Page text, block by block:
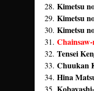
28. Kimetsu
29. Kimetsu
30. Kimetsu
31.
32. Tensei
33. Chuukan
34. Hina
35.